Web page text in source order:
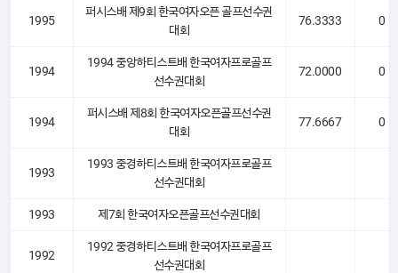
1995
퍼시스배 제9회 한국여자오픈 골프선수권
대회
76.3333 0
1994
1994 중앙하티스트배 한국여자프로골프
선수권대회
72.0000 0
1994
퍼시스배 제8회 한국여자오픈골프선수권
대회
77.6667 0
1993
1993 중경하티스트배 한국여자프로골프
선수권대회
1993 제7회 한국여자오픈골프선수권대회
1992
1992 중경하티스트배 한국여자프로골프
선수권대회